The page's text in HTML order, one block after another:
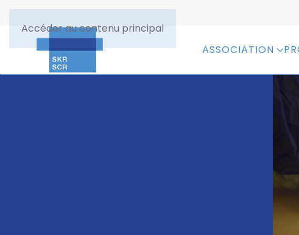
Accéder au contenu principal
ASSOCIATION